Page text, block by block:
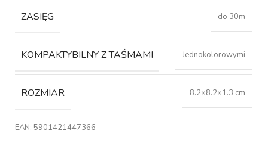
ZASIĘG do 30m
KOMPAKTYBILNY Z TAŚMAMI Jednokolorowymi
ROZMIAR 8.2×8.2×1.3 cm
EAN: 5901421447366